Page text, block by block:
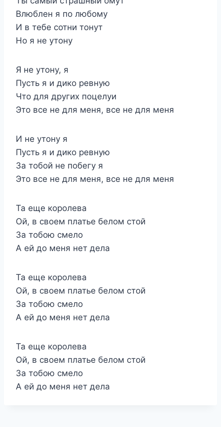
Влюблен я по любому
И в тебе сотни тонут
Но я не утону
Я не утону, я
Пусть я и дико ревную
Что для других поцелуи
Это все не для меня, все не для меня
И не утону я
Пусть я и дико ревную
За тобой не побегу я
Это все не для меня, все не для меня
Та еще королева
Ой, в своем платье белом стой
За тобою смело
А ей до меня нет дела
Та еще королева
Ой, в своем платье белом стой
За тобою смело
А ей до меня нет дела
Та еще королева
Ой, в своем платье белом стой
За тобою смело
А ей до меня нет дела